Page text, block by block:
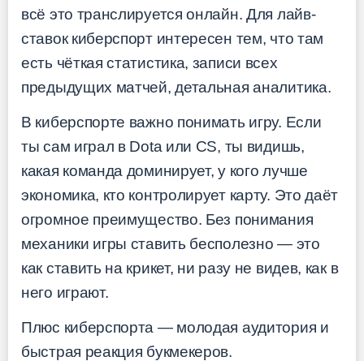
всё это транслируется онлайн. Для лайв-
ставок киберспорт интересен тем, что там
есть чёткая статистика, записи всех
предыдущих матчей, детальная аналитика.
В киберспорте важно понимать игру. Если
ты сам играл в Dota или CS, ты видишь,
какая команда доминирует, у кого лучше
экономика, кто контролирует карту. Это даёт
огромное преимущество. Без понимания
механики игры ставить бесполезно — это
как ставить на крикет, ни разу не видев, как в
него играют.
Плюс киберспорта — молодая аудитория и
быстрая реакция букмекеров.